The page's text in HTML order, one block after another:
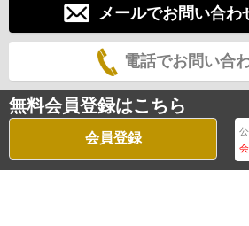
メールでお問い合わ
電話でお問い合
無料会員登録はこちら
会員登録